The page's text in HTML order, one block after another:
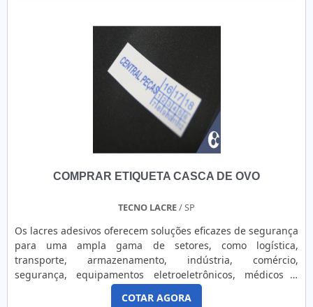
COMPRAR ETIQUETA CASCA DE OVO
TECNO LACRE/ SP
Os lacres adesivos oferecem soluções eficazes de segurança
para uma ampla gama de setores, como logística,
transporte, armazenamento, indústria, comércio,
segurança, equipamentos eletroeletrônicos, médicos e
outros. Eles são projetados para lacrar, controlar e garantir
a integridade de produtos e equipamentos, protegendo-os
COTAR AGORA